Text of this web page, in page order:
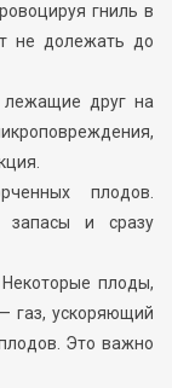
гниль в
не долежать до
лежащие друг на
плодов.
запасы и сразу
плоды,
газ, ускоряющий
Это важно